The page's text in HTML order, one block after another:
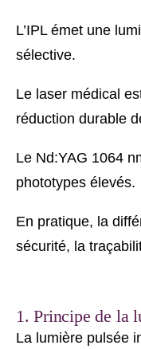
L’IPL émet une
sélective.
Le laser médical
réduction durable
Le Nd:YAG 1064
phototypes élevés.
En pratique, la
sécurité, la
1. Principe de la
La lumière pulsée